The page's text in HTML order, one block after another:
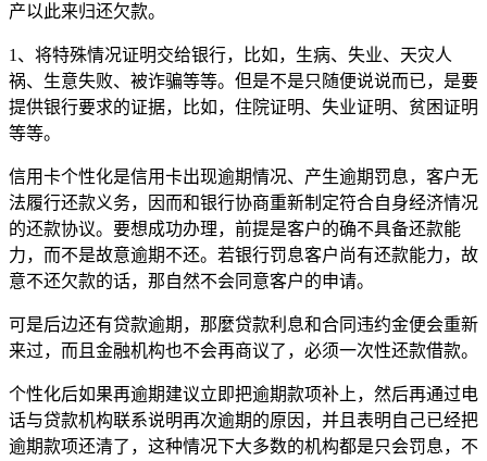
产以此来归还欠款。
1、将特殊情况证明交给银行，比如，生病、失业、天灾人
祸、生意失败、被诈骗等等。但是不是只随便说说而已，是要
提供银行要求的证据，比如，住院证明、失业证明、贫困证明
等等。
信用卡个性化是信用卡出现逾期情况、产生逾期罚息，客户无
法履行还款义务，因而和银行协商重新制定符合自身经济情况
的还款协议。要想成功办理，前提是客户的确不具备还款能
力，而不是故意逾期不还。若银行罚息客户尚有还款能力，故
意不还欠款的话，那自然不会同意客户的申请。
可是后边还有贷款逾期，那麼贷款利息和合同违约金便会重新
来过，而且金融机构也不会再商议了，必须一次性还款借款。
个性化后如果再逾期建议立即把逾期款项补上，然后再通过电
话与贷款机构联系说明再次逾期的原因，并且表明自己已经把
逾期款项还清了，这种情况下大多数的机构都是只会罚息，不